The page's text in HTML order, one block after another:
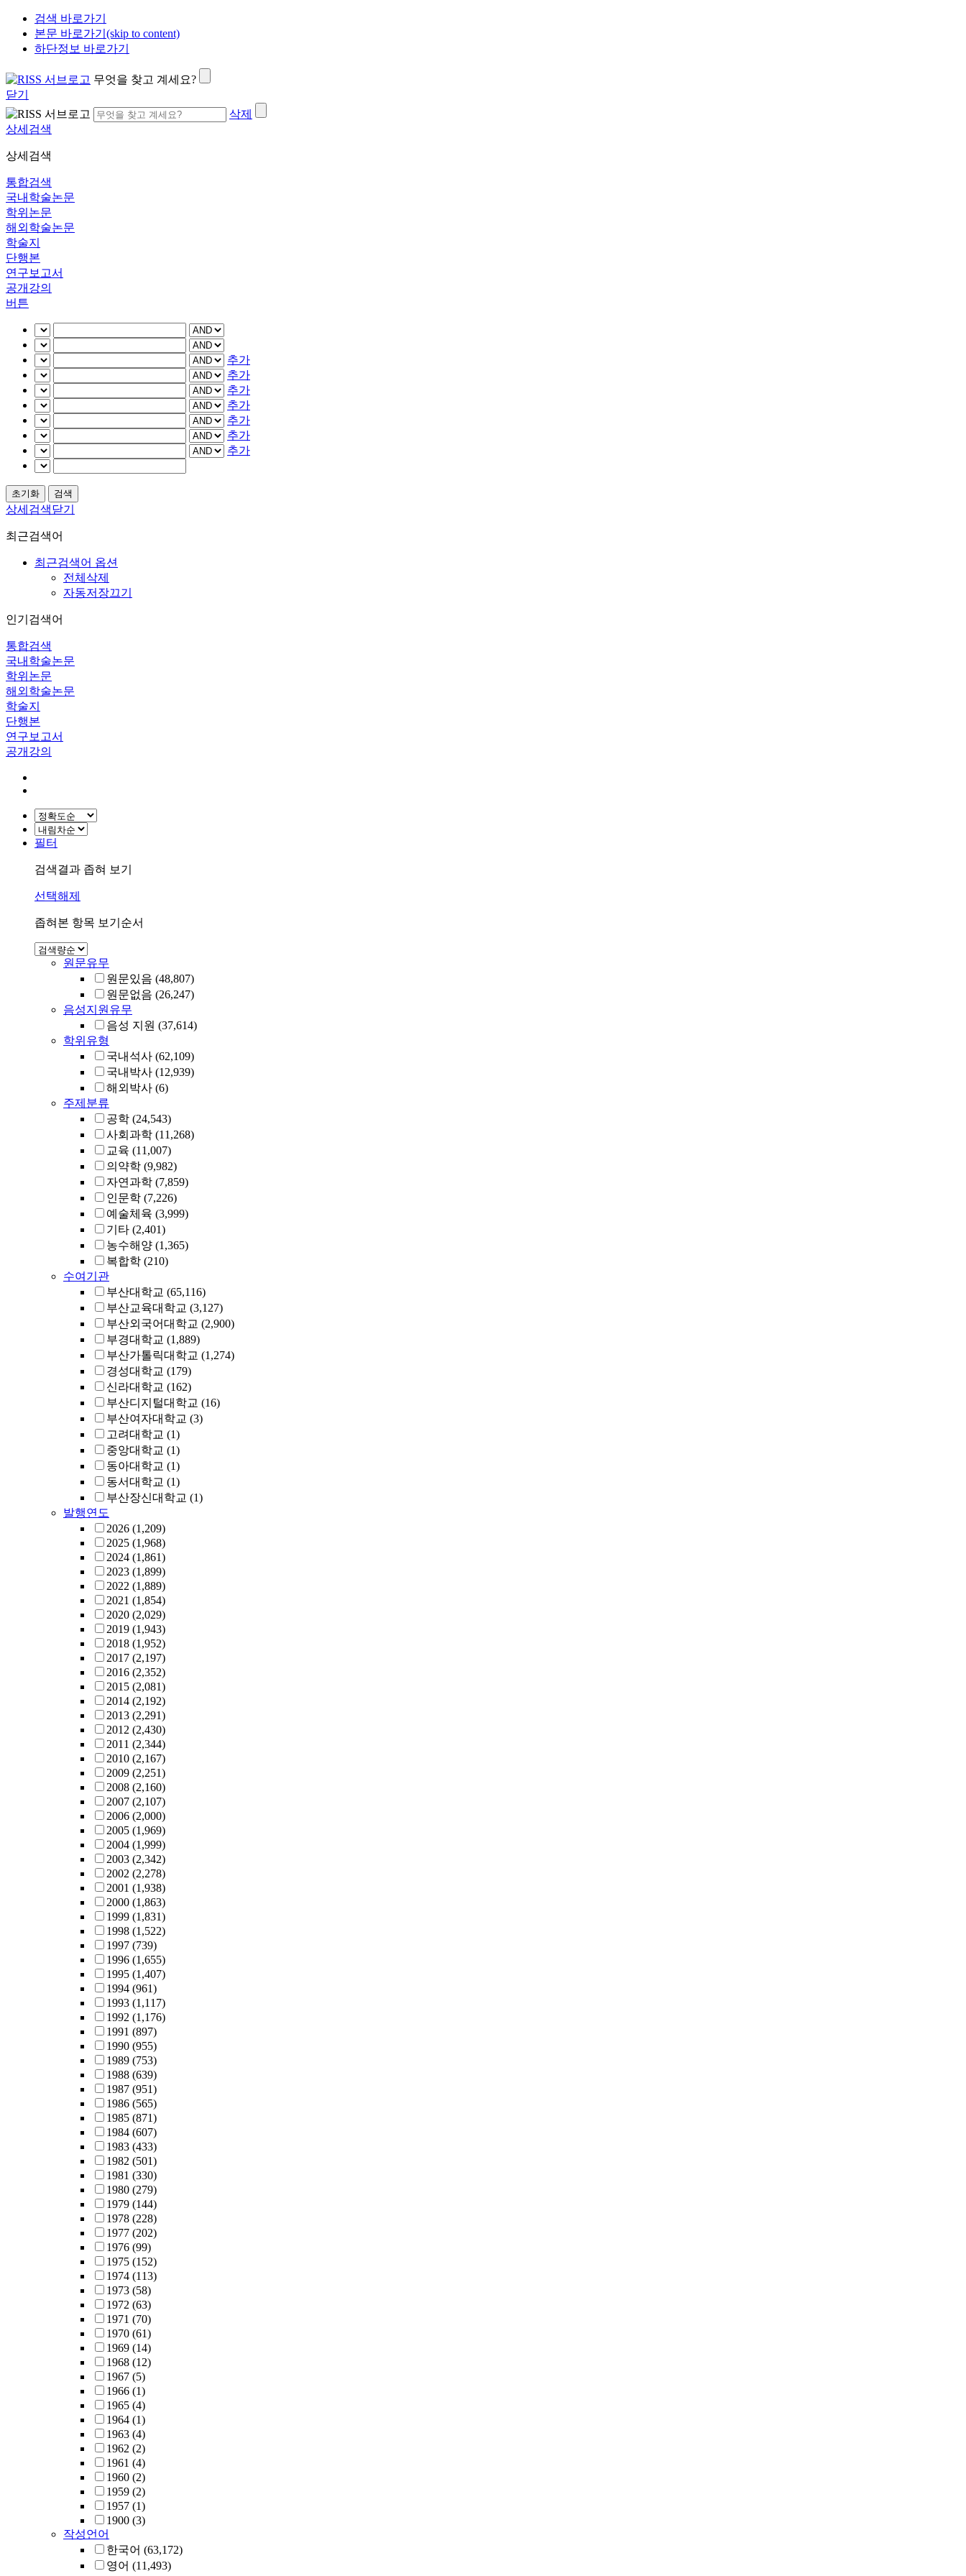
검색 바로가기
본문 바로가기(skip to content)
하단정보 바로가기
무엇을 찾고 계세요?
닫기
삭제
상세검색
상세검색
통합검색
국내학술논문
학위논문
해외학술논문
학술지
단행본
연구보고서
공개강의
버튼
추가
추가
추가
추가
추가
추가
추가
상세검색닫기
최근검색어
최근검색어 옵션
전체삭제
자동저장끄기
인기검색어
통합검색
국내학술논문
학위논문
해외학술논문
학술지
단행본
연구보고서
공개강의
필터
검색결과 좁혀 보기
선택해제
좁혀본 항목 보기순서
원문유무
원문있음 (48,807)
원문없음 (26,247)
음성지원유무
음성 지원 (37,614)
학위유형
국내석사 (62,109)
국내박사 (12,939)
해외박사 (6)
주제분류
공학 (24,543)
사회과학 (11,268)
교육 (11,007)
의약학 (9,982)
자연과학 (7,859)
인문학 (7,226)
예술체육 (3,999)
기타 (2,401)
농수해양 (1,365)
복합학 (210)
수여기관
부산대학교 (65,116)
부산교육대학교 (3,127)
부산외국어대학교 (2,900)
부경대학교 (1,889)
부산가톨릭대학교 (1,274)
경성대학교 (179)
신라대학교 (162)
부산디지털대학교 (16)
부산여자대학교 (3)
고려대학교 (1)
중앙대학교 (1)
동아대학교 (1)
동서대학교 (1)
부산장신대학교 (1)
발행연도
2026 (1,209)
2025 (1,968)
2024 (1,861)
2023 (1,899)
2022 (1,889)
2021 (1,854)
2020 (2,029)
2019 (1,943)
2018 (1,952)
2017 (2,197)
2016 (2,352)
2015 (2,081)
2014 (2,192)
2013 (2,291)
2012 (2,430)
2011 (2,344)
2010 (2,167)
2009 (2,251)
2008 (2,160)
2007 (2,107)
2006 (2,000)
2005 (1,969)
2004 (1,999)
2003 (2,342)
2002 (2,278)
2001 (1,938)
2000 (1,863)
1999 (1,831)
1998 (1,522)
1997 (739)
1996 (1,655)
1995 (1,407)
1994 (961)
1993 (1,117)
1992 (1,176)
1991 (897)
1990 (955)
1989 (753)
1988 (639)
1987 (951)
1986 (565)
1985 (871)
1984 (607)
1983 (433)
1982 (501)
1981 (330)
1980 (279)
1979 (144)
1978 (228)
1977 (202)
1976 (99)
1975 (152)
1974 (113)
1973 (58)
1972 (63)
1971 (70)
1970 (61)
1969 (14)
1968 (12)
1967 (5)
1966 (1)
1965 (4)
1964 (1)
1963 (4)
1962 (2)
1961 (4)
1960 (2)
1959 (2)
1957 (1)
1900 (3)
작성언어
한국어 (63,172)
영어 (11,493)